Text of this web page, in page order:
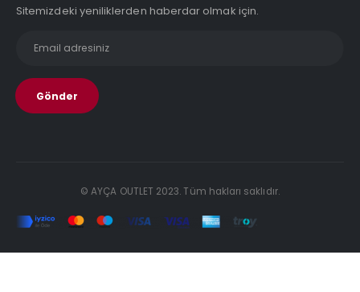
Sitemizdeki yeniliklerden haberdar olmak için.
© AYÇA OUTLET 2023. Tüm hakları saklıdır.